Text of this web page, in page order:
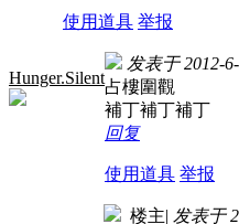
使用道具 举报
Hunger.Silent
发表于 2012-
占樓圍觀
補丁補丁補丁
回复
使用道具 举报
楼主| 发表于